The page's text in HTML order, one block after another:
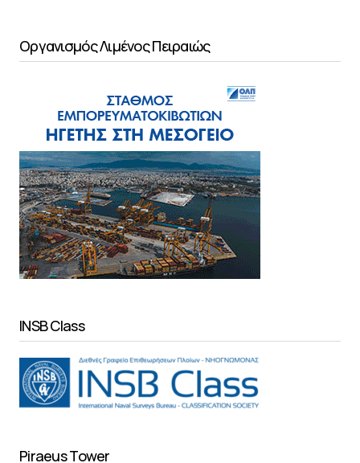
Οργανισμός Λιμένος Πειραιώς
INSB Class
Piraeus Tower